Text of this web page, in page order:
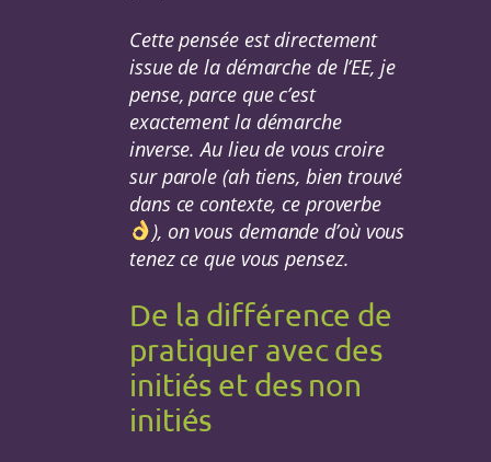
Cette pensée est directement
issue de la démarche de l’EE, je
pense, parce que c’est
exactement la démarche
inverse. Au lieu de vous croire
sur parole (ah tiens, bien trouvé
dans ce contexte, ce proverbe
), on vous demande d’où vous
tenez ce que vous pensez.
De la différence de
pratiquer avec des
initiés et des non
initiés